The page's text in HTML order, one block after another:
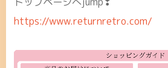
https://www.returnretro.com/